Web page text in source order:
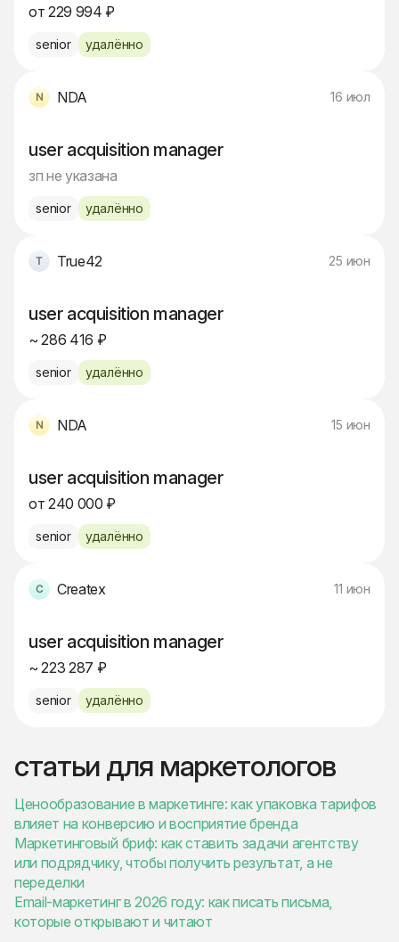
от 229 994 ₽
senior удалённо
NDA 16 июл
user acquisition manager
зп не указана
senior удалённо
True42 25 июн
user acquisition manager
~ 286 416 ₽
senior удалённо
NDA 15 июн
user acquisition manager
от 240 000 ₽
senior удалённо
Createx 11 июн
user acquisition manager
~ 223 287 ₽
senior удалённо
статьи для маркетологов
Ценообразование в маркетинге: как упаковка тарифов
влияет на конверсию и восприятие бренда
Маркетинговый бриф: как ставить задачи агентству
или подрядчику, чтобы получить результат, а не
переделки
Email-маркетинг в 2026 году: как писать письма,
которые открывают и читают